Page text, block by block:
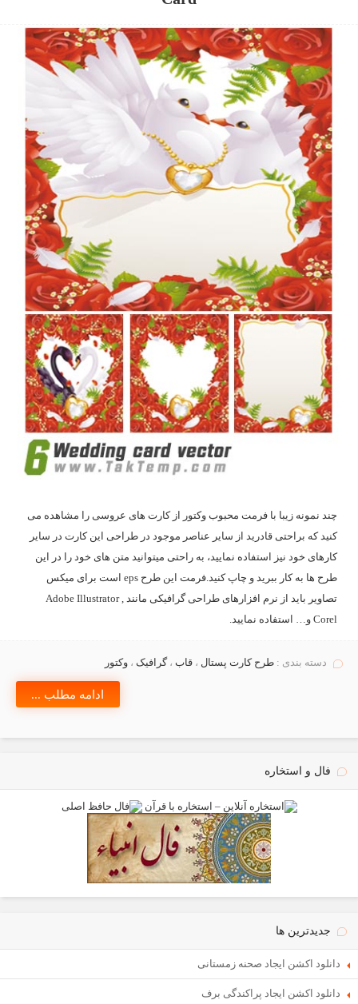
چند نمونه زیبا با فرمت محبوب وکتور از کارت های عروسی را مشاهده می
کنید که براحتی قادرید از سایر عناصر موجود در طراحی این کارت در سایر
کارهای خود نیز استفاده نمایید، به راحتی میتوانید متن های خود را در این
طرح ها به کار ببرید و چاپ کنید.فرمت این طرح eps است برای میکس
تصاویر باید از نرم افزارهای طراحی گرافیکی مانند Adobe Illustrator ,
Corel و… استفاده نمایید.
دسته بندی :طرح کارت پستال ،قاب ،گرافیک ،وکتور
ادامه مطلب ...
فال و استخاره
جدیدترین ها
دانلود اکشن ایجاد صحنه زمستانی
دانلود اکشن ایجاد پراکندگی برف